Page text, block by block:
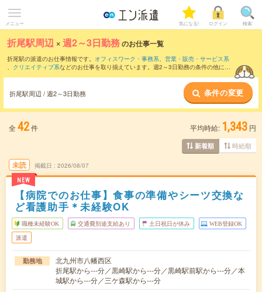
メニュー 気になる! ログイン 検索
折尾駅周辺 ×週2～3日勤務のお仕事一覧
折尾駅の派遣のお仕事情報です。 オフィスワーク・事務系、 営業・販売・サービス系
、 クリエイティブ系などのお仕事を取り揃えています。週2～3日勤務の条件の他に、
折尾駅周辺 / 週2～3日勤務 条件の変更
全 42件 平均時給: 1,343 円
新着順 時給順
未読
NEW
掲載日 2026/08/07
【病院でのお仕事】食事の準備やシーツ交換な
ど看護助手＊未経験OK
職種未経験OK 交通費別途支給あり 土日祝日が休み WEB登録OK
派遣
勤務地
北九州市八幡西区
折尾駅から---分／黒崎駅から---分／黒崎駅前駅から---分／本
城駅から---分／三ケ森駅から---分